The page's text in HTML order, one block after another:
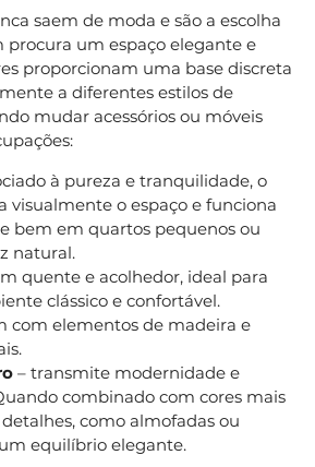
saem de moda e são a escolha
procura um espaço elegante e
proporcionam uma base discreta
a diferentes estilos de
mudar acessórios ou móveis
à pureza e tranquilidade, o
visualmente o espaço e funciona
bem em quartos pequenos ou
natural.
quente e acolhedor, ideal para
clássico e confortável.
com elementos de madeira e
– transmite modernidade e
combinado com cores mais
como almofadas ou
equilíbrio elegante.